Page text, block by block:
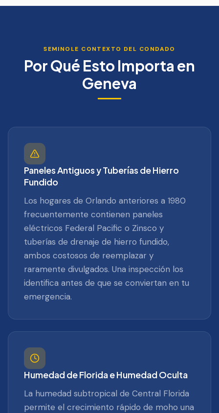
SEMINOLE CONTEXTO DEL CONDADO
Por Qué Esto Importa en
Geneva
Paneles Antiguos y Tuberías de Hierro
Fundido
Los hogares de Orlando anteriores a 1980
frecuentemente contienen paneles
eléctricos Federal Pacific o Zinsco y
tuberías de drenaje de hierro fundido,
ambos costosos de reemplazar y
raramente divulgados. Una inspección los
identifica antes de que se conviertan en tu
emergencia.
Humedad de Florida e Humedad Oculta
La humedad subtropical de Central Florida
permite el crecimiento rápido de moho una